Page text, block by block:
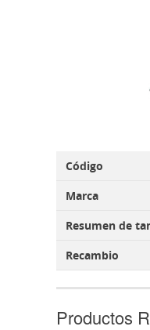
Código
Marca
Resumen de
Recambio
Productos